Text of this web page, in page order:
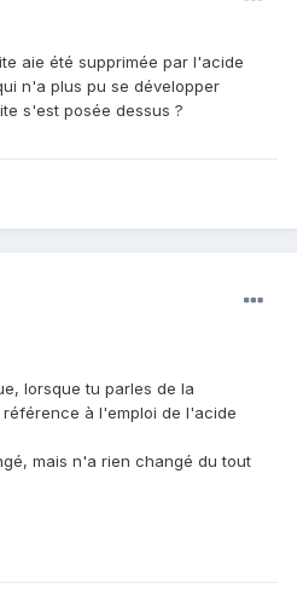
aie été supprimée par l'acide
n'a plus pu se développer
s'est posée dessus ?
lorsque tu parles de la
à l'emploi de l'acide
mais n'a rien changé du tout